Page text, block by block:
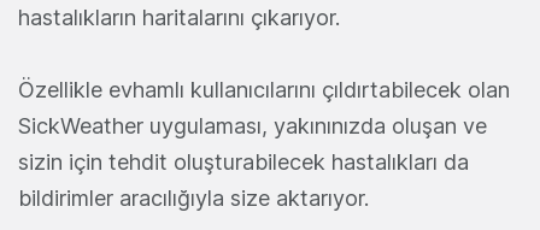
hastalıkların haritalarını çıkarıyor.
Özellikle evhamlı kullanıcılarını çıldırtabilecek olan
SickWeather uygulaması, yakınınızda oluşan ve
sizin için tehdit oluşturabilecek hastalıkları da
bildirimler aracılığıyla size aktarıyor.